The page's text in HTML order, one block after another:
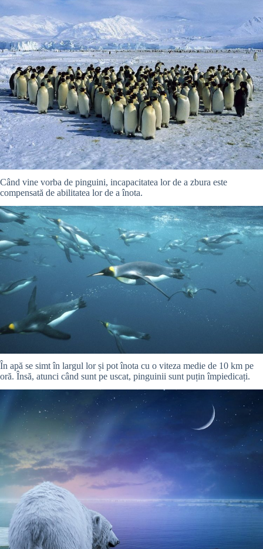
Când vine vorba de pinguini, incapacitatea lor de a zbura este
compensată de abilitatea lor de a înota.
În apă se simt în largul lor și pot înota cu o viteza medie de 10 km pe
oră. Însă, atunci când sunt pe uscat, pinguinii sunt puțin împiedicați.